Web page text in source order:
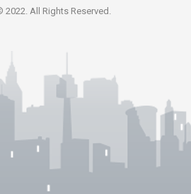
2022. All Rights Reserved.